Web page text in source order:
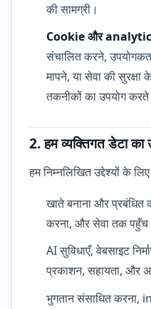
की सामग्री।
Cookie और
संचालित करने,
मापने, या सेवा की
तकनीकों का उपयोग करते
2. हम व्यक्तिगत डेटा
हम निम्नलिखित उद्देश्यों के
खाते बनाना और प्रबंधित
करना, और सेवा तक पहुँच
AI सुविधाएँ, वेबसाइट
प्रकाशन, सहायता, और
भुगतान संसाधित करना,